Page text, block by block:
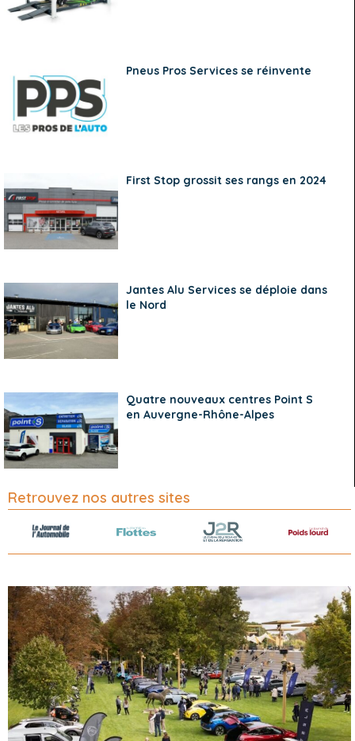
Pneus Pros Services se réinvente
First Stop grossit ses rangs en 2024
Jantes Alu Services se déploie dans
le Nord
Quatre nouveaux centres Point S
en Auvergne-Rhône-Alpes
Retrouvez nos autres sites